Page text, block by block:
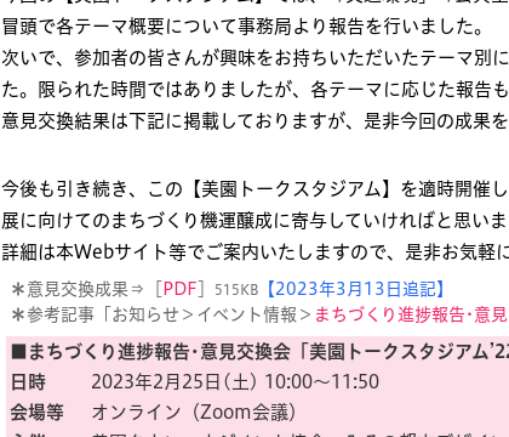
冒頭で各テーマ概要について事務局より報告を行いました。
次いで、参加者の皆さんが興味をお持ちいただいたテーマ別
た。限られた時間ではありましたが、各テーマに応じた報告
意見交換結果は下記に掲載しておりますが、是非今回の成果
今後も引き続き、この【美園トークスタジアム】を適時開催
展に向けてのまちづくり機運醸成に寄与していければと思いま
詳細は本Webサイト等でご案内いたしますので、是非お気軽
＊ 意見交換成果⇒［ PDF 515KB
【2023年3月13日追記】
＊ 参考記事「お知らせ＞イベント情報＞ まちづくり進捗報告･意
■まちづくり進捗報告･意見交換会「美園トークスタジアム
日時
2023年2月25日(土) 10:00〜11:50
会場等
オンライン（Zoom会議）